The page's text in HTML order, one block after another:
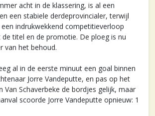
acht in de klassering, is al een
een stabiele derdeprovincialer, terwijl
indrukwekkend competitieverloop
titel en de promotie. De ploeg is nu
van het behoud.
al in de eerste minuut een goal binnen
Jorre Vandeputte, en pas op het
Van Schaverbeke de bordjes gelijk, maar
scoorde Jorre Vandeputte opnieuw: 1